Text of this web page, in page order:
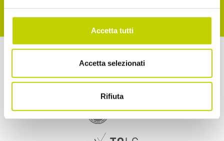
Accetta tutti
Accetta selezionati
Rifiuta
a cura di